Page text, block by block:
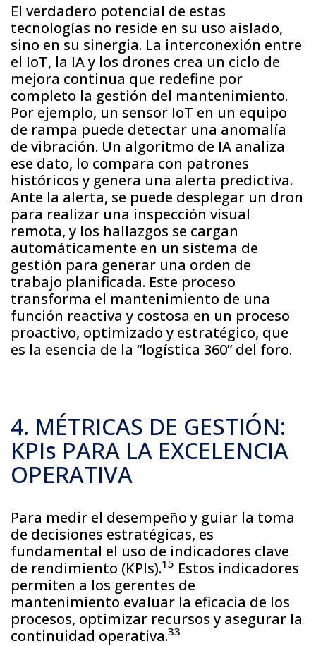
El verdadero potencial de estas
tecnologías no reside en su uso aislado,
sino en su sinergia. La interconexión entre
el IoT, la IA y los drones crea un ciclo de
mejora continua que redefine por
completo la gestión del mantenimiento.
Por ejemplo, un sensor IoT en un equipo
de rampa puede detectar una anomalía
de vibración. Un algoritmo de IA analiza
ese dato, lo compara con patrones
históricos y genera una alerta predictiva.
Ante la alerta, se puede desplegar un dron
para realizar una inspección visual
remota, y los hallazgos se cargan
automáticamente en un sistema de
gestión para generar una orden de
trabajo planificada. Este proceso
transforma el mantenimiento de una
función reactiva y costosa en un proceso
proactivo, optimizado y estratégico, que
es la esencia de la “logística 360” del foro.
4. MÉTRICAS DE GESTIÓN:
KPIs PARA LA EXCELENCIA
OPERATIVA
Para medir el desempeño y guiar la toma
de decisiones estratégicas, es
fundamental el uso de indicadores clave
de rendimiento (KPIs).15 Estos indicadores
permiten a los gerentes de
mantenimiento evaluar la eficacia de los
procesos, optimizar recursos y asegurar la
continuidad operativa.33